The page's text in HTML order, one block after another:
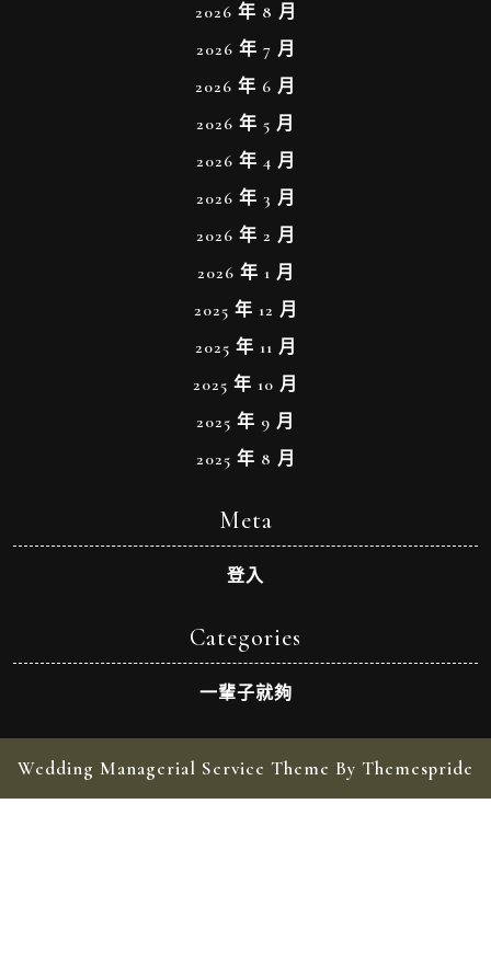
2026 年 8 月
2026 年 7 月
2026 年 6 月
2026 年 5 月
2026 年 4 月
2026 年 3 月
2026 年 2 月
2026 年 1 月
2025 年 12 月
2025 年 11 月
2025 年 10 月
2025 年 9 月
2025 年 8 月
Meta
登入
Categories
一輩子就夠
Wedding Managerial Service Theme By Themespride